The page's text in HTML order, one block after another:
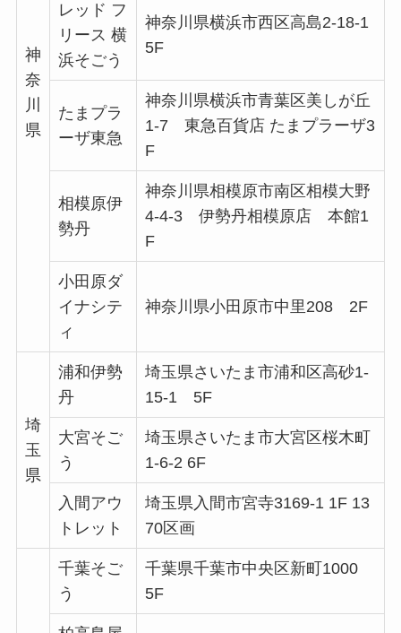
神
奈
川
県
レッド フ
リース 横
浜そごう
神奈川県横浜市西区高島2-18-1
5F
たまプラ
ーザ東急
神奈川県横浜市青葉区美しが丘
1-7 東急百貨店 たまプラーザ3
F
相模原伊
勢丹
神奈川県相模原市南区相模大野
4-4-3 伊勢丹相模原店 本館1
F
小田原ダ
イナシテ
ィ
神奈川県小田原市中里208 2F
埼
玉
県
浦和伊勢
丹
埼玉県さいたま市浦和区高砂1-
15-1 5F
大宮そご
う
埼玉県さいたま市大宮区桜木町
1-6-2 6F
入間アウ
トレット
埼玉県入間市宮寺3169-1 1F 13
70区画
千葉そご
う
千葉県千葉市中央区新町1000
5F